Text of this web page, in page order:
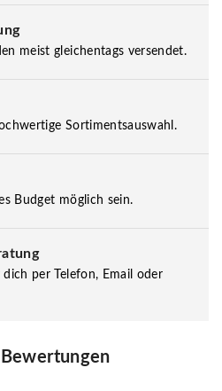
meist gleichentags versendet.
Sortimentsauswahl.
Budget möglich sein.
per Telefon, Email oder